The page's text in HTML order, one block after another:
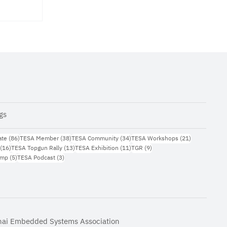
ม
ริม
(86)86 กระทู้
TESA Member(38)38 กระทู้
TESA Community (34)34 กระทู้
TESA Workshops (21)
(16)16 กระทู้
TESA Topgun Rally (13)13 กระทู้
TESA Exhibition (11)11 กระทู้
TGR (9)
(5)5 กระทู้
TESA Podcast (3)
Embedded Systems Association